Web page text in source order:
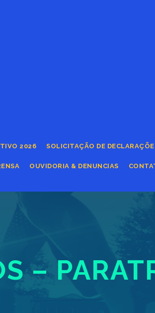
2026 SOLICITAÇÃO DE
OUVIDORIA & DENUNCIAS
–